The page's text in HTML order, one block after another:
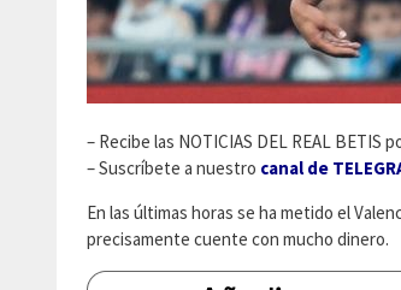
– Recibe las NOTICIAS DEL REAL BETIS
– Suscríbete a nuestro canal de
En las últimas horas se ha metido el
precisamente cuente con mucho dinero.